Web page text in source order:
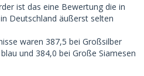
ist das eine Bewertung die in
Deutschland äußerst selten
waren 387,5 bei Großsilber
und 384,0 bei Große Siamesen